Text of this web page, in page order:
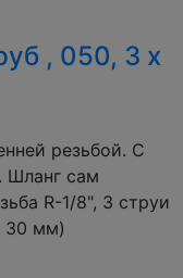
, 050, 3 x
резьбой. С
Шланг сам
R-1/8", 3 струи
30 мм)